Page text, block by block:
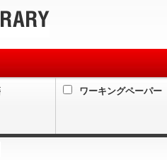
ワーキングペーパー